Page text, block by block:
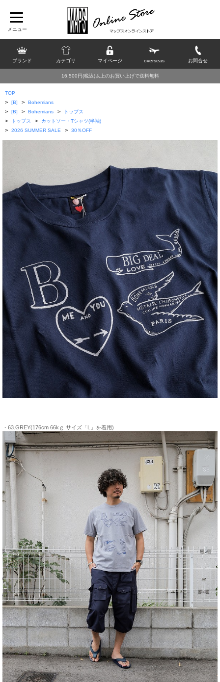
ブランド カテゴリ マイページ overseas お問合せ
16,500円(税込)以上のお買い上げで送料無料
TOP
> [B] > Bohemians
> [B] > Bohemians > トップス
> トップス > カットソー・Tシャツ(半袖)
> 2026 SUMMER SALE > 30％OFF
・63.GREY(176cm 66kｇ サイズ「L」を着用)